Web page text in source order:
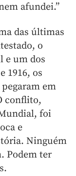
afundei.”
das últimas
o
e um dos
1916, os
em
conflito,
foi
e
Ninguém
Podem ter